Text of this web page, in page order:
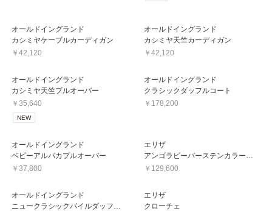
オールドイングランド
カシミヤケーブルカーディガン
￥42,120
オールドイングランド
カシミヤ天竺カーディガン
￥42,120
オールドイングランド
カシミヤ天竺プルオーバー
￥35,640
NEW
オールドイングランド
クラシックダッフルコート
￥178,200
オールドイングランド
ベビーアルパカプルオーバー
￥37,800
エリザ
￥129,600
オールドイングランド
エリザ
クローチェ